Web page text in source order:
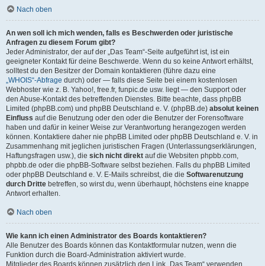
Nach oben
An wen soll ich mich wenden, falls es Beschwerden oder juristische
Anfragen zu diesem Forum gibt?
Jeder Administrator, der auf der „Das Team“-Seite aufgeführt ist, ist ein
geeigneter Kontakt für deine Beschwerde. Wenn du so keine Antwort erhältst,
solltest du den Besitzer der Domain kontaktieren (führe dazu eine
„WHOIS“-Abfrage durch) oder — falls diese Seite bei einem kostenlosen
Webhoster wie z. B. Yahoo!, free.fr, funpic.de usw. liegt — den Support oder
den Abuse-Kontakt des betreffenden Dienstes. Bitte beachte, dass phpBB
Limited (phpBB.com) und phpBB Deutschland e. V. (phpBB.de) absolut keinen
Einfluss auf die Benutzung oder den oder die Benutzer der Forensoftware
haben und dafür in keiner Weise zur Verantwortung herangezogen werden
können. Kontaktiere daher nie phpBB Limited oder phpBB Deutschland e. V. in
Zusammenhang mit jeglichen juristischen Fragen (Unterlassungserklärungen,
Haftungsfragen usw.), die sich nicht direkt auf die Websiten phpbb.com,
phpbb.de oder die phpBB-Software selbst beziehen. Falls du phpBB Limited
oder phpBB Deutschland e. V. E-Mails schreibst, die die Softwarenutzung
durch Dritte betreffen, so wirst du, wenn überhaupt, höchstens eine knappe
Antwort erhalten.
Nach oben
Wie kann ich einen Administrator des Boards kontaktieren?
Alle Benutzer des Boards können das Kontaktformular nutzen, wenn die
Funktion durch die Board-Administration aktiviert wurde.
Mitglieder des Boards können zusätzlich den Link „Das Team“ verwenden.